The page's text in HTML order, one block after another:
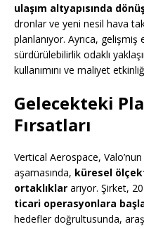
ulaşım altyapısında
dronlar ve yeni nesil hava
planlanıyor. Ayrıca,
sürdürülebilirlik odaklı
kullanımını ve maliyet
Gelecekteki
Fırsatları
Vertical Aerospace,
aşamasında, küresel
ortaklıklar arıyor. Şirket,
ticari operasyonlara
hedefler doğrultusunda,